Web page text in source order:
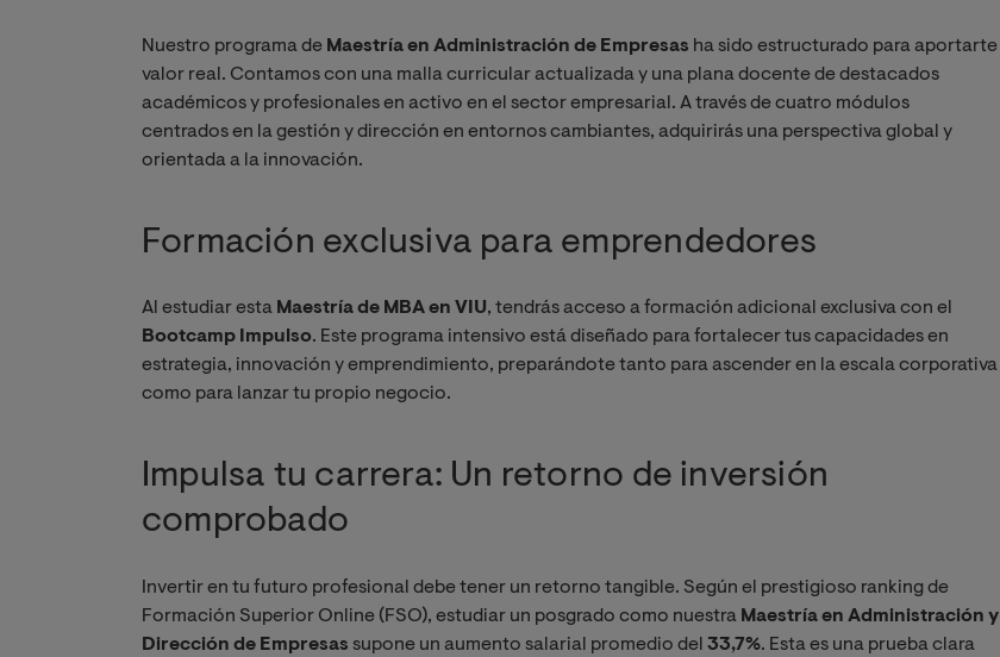
Nuestro programa de Maestría en Administración de Empresas ha sido estructurado para aportarte
valor real. Contamos con una malla curricular actualizada y una plana docente de destacados
académicos y profesionales en activo en el sector empresarial. A través de cuatro módulos
centrados en la gestión y dirección en entornos cambiantes, adquirirás una perspectiva global y
orientada a la innovación.
Formación exclusiva para emprendedores
Al estudiar esta Maestría de MBA en VIU, tendrás acceso a formación adicional exclusiva con el
Bootcamp Impulso. Este programa intensivo está diseñado para fortalecer tus capacidades en
estrategia, innovación y emprendimiento, preparándote tanto para ascender en la escala corporativa
como para lanzar tu propio negocio.
Impulsa tu carrera: Un retorno de inversión
comprobado
Invertir en tu futuro profesional debe tener un retorno tangible. Según el prestigioso ranking de
Formación Superior Online (FSO), estudiar un posgrado como nuestra Maestría en Administración y
Dirección de Empresas supone un aumento salarial promedio del 33,7%. Esta es una prueba clara